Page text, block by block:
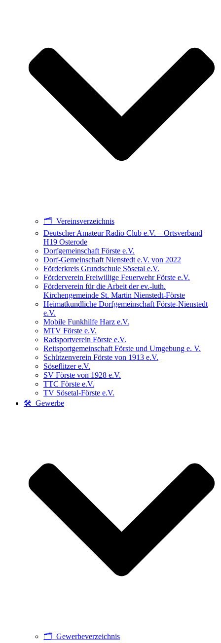
🗂️ Vereinsverzeichnis
Deutscher Amateur Radio Club e.V. – Ortsverband
H19 Osterode
Dorfgemeinschaft Förste e.V.
Dorf-Gemeinschaft Nienstedt e.V. von 2022
Förderkreis Grundschule Sösetal e.V.
Förderverein Freiwillige Feuerwehr Förste e.V.
Förderverein für die Arbeit der ev.-luth.
Kirchengemeinde St. Martin Nienstedt-Förste
Heimatkundliche Dorfgemeinschaft Förste-Nienstedt
e.V.
Mobile Funkhilfe Harz e.V.
MTV Förste e.V.
Radsportverein Förste e.V.
Reitsportgemeinschaft Förste und Umgebung e. V.
Schützenverein Förste von 1913 e.V.
Söseflitzer e.V.
SV Förste von 1928 e.V.
TTC Förste e.V.
TV Sösetal-Förste e.V.
🛠️ Gewerbe
🗂️ Gewerbeverzeichnis